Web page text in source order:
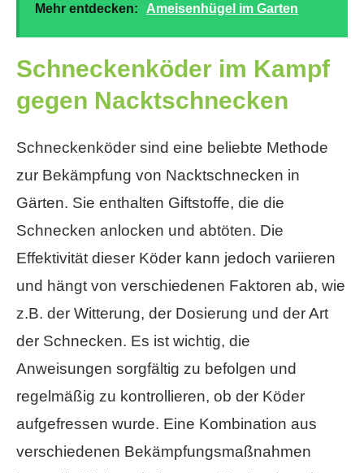
Mehr entdecken: Ameisenhügel im Garten
Schneckenköder im Kampf
gegen Nacktschnecken
Schneckenköder sind eine beliebte Methode
zur Bekämpfung von Nacktschnecken in
Gärten. Sie enthalten Giftstoffe, die die
Schnecken anlocken und abtöten. Die
Effektivität dieser Köder kann jedoch variieren
und hängt von verschiedenen Faktoren ab, wie
z.B. der Witterung, der Dosierung und der Art
der Schnecken. Es ist wichtig, die
Anweisungen sorgfältig zu befolgen und
regelmäßig zu kontrollieren, ob der Köder
aufgefressen wurde. Eine Kombination aus
verschiedenen Bekämpfungsmaßnahmen